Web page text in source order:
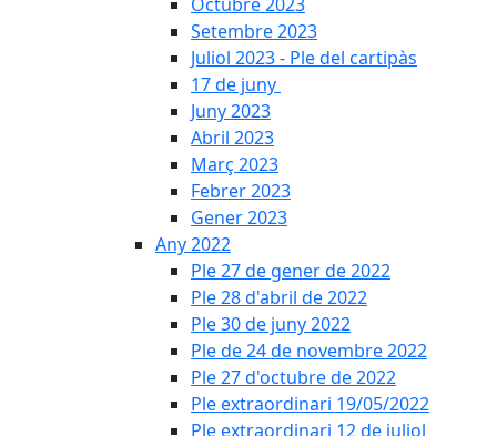
Setembre 2023
Juliol 2023 - Ple del cartipàs
17 de juny
Juny 2023
Abril 2023
Març 2023
Febrer 2023
Gener 2023
Any 2022
Ple 27 de gener de 2022
Ple 28 d'abril de 2022
Ple 30 de juny 2022
Ple de 24 de novembre 2022
Ple 27 d'octubre de 2022
Ple extraordinari 19/05/2022
Ple extraordinari 12 de juliol